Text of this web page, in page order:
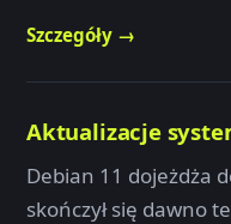
Szczegóły →
Aktualizacje
Debian 11 dojeżdża
skończył się dawno